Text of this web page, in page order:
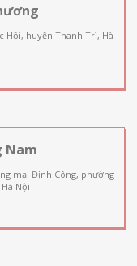
Hồi, huyện Thanh Trì, Hà
Nam
mại Định Công, phường
Nội